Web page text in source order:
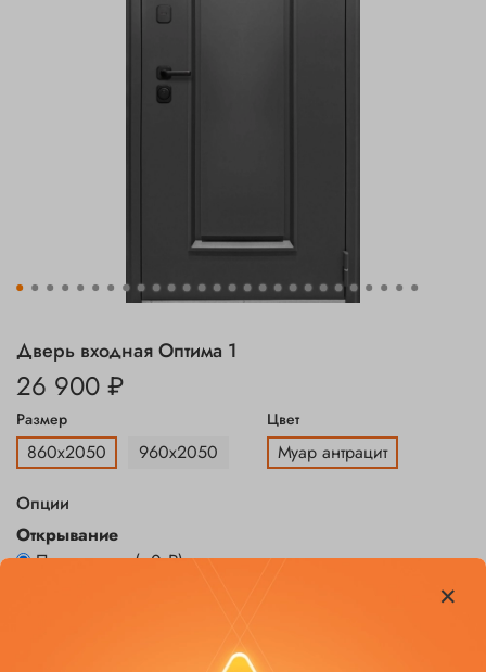
Дверь входная Оптима 1
26 900 ₽
Размер
860х2050 960х2050
Цвет
Муар антрацит
Опции
Открывание
Петли слева(+0 ₽)
Заказать